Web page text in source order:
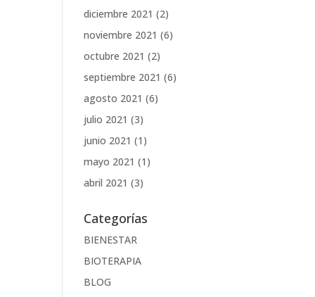
diciembre 2021 (2)
noviembre 2021 (6)
octubre 2021 (2)
septiembre 2021 (6)
agosto 2021 (6)
julio 2021 (3)
junio 2021 (1)
mayo 2021 (1)
abril 2021 (3)
Categorías
BIENESTAR
BIOTERAPIA
BLOG